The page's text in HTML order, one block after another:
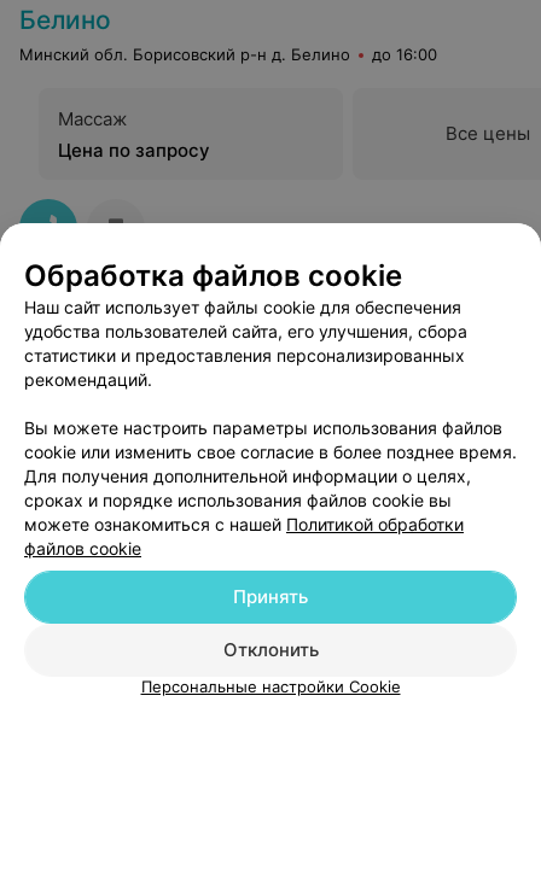
Белино
Минский обл. Борисовский р-н д. Белино до 16:00
Массаж
Цена по запросу
Все цены
ЭФФЕКТИВНАЯ РЕКЛАМА НА САЙТЕ
Добавить компанию
Добавить специалиста
Обработка файлов cookie
Наш сайт использует файлы cookie для обеспечения
удобства пользователей сайта, его улучшения, сбора
статистики и предоставления персонализированных
рекомендаций.
Вы можете настроить параметры использования файлов
cookie или изменить свое согласие в более позднее время.
Для получения дополнительной информации о целях,
сроках и порядке использования файлов cookie вы
можете ознакомиться с нашей Политикой обработки
файлов cookie
Отклонить
Принять
Персональные настройки Cookie